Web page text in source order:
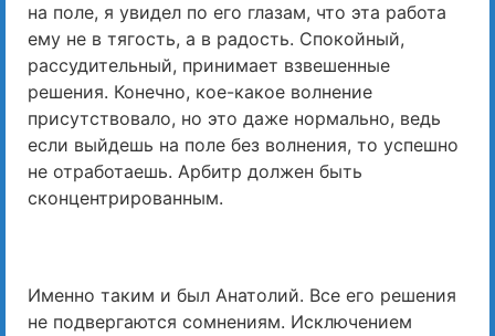
на поле, я увидел по его глазам, что эта работа
ему не в тягость, а в радость. Спокойный,
рассудительный, принимает взвешенные
решения. Конечно, кое-какое волнение
присутствовало, но это даже нормально, ведь
если выйдешь на поле без волнения, то успешно
не отработаешь. Арбитр должен быть
сконцентрированным.
Именно таким и был Анатолий. Все его решения
не подвергаются сомнениям. Исключением